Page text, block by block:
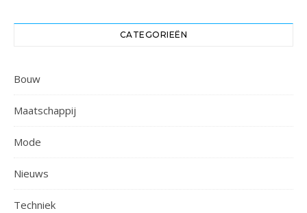
CATEGORIEËN
Bouw
Maatschappij
Mode
Nieuws
Techniek